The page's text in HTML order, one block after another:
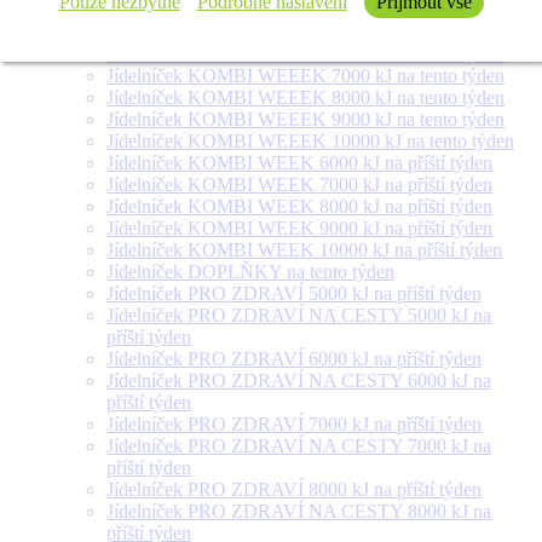
týden
Jídelníček KOMBI WEEEK 7000 kJ na tento týden
Jídelníček KOMBI WEEEK 8000 kJ na tento týden
Jídelníček KOMBI WEEEK 9000 kJ na tento týden
Jídelníček KOMBI WEEEK 10000 kJ na tento týden
Jídelníček KOMBI WEEK 6000 kJ na příští týden
Jídelníček KOMBI WEEK 7000 kJ na příští týden
Jídelníček KOMBI WEEK 8000 kJ na příští týden
Jídelníček KOMBI WEEK 9000 kJ na příští týden
Jídelníček KOMBI WEEK 10000 kJ na příští týden
Jídelníček DOPLŇKY na tento týden
Jídelníček PRO ZDRAVÍ 5000 kJ na příští týden
Jídelníček PRO ZDRAVÍ NA CESTY 5000 kJ na
příští týden
Jídelníček PRO ZDRAVÍ 6000 kJ na příští týden
Jídelníček PRO ZDRAVÍ NA CESTY 6000 kJ na
příští týden
Jídelníček PRO ZDRAVÍ 7000 kJ na příští týden
Jídelníček PRO ZDRAVÍ NA CESTY 7000 kJ na
příští týden
Jídelníček PRO ZDRAVÍ 8000 kJ na příští týden
Jídelníček PRO ZDRAVÍ NA CESTY 8000 kJ na
příští týden